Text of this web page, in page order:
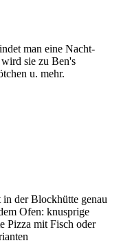
man eine Nacht-
sie zu Ben's
u. mehr.
der Blockhütte genau
Ofen: knusprige
Pizza mit Fisch oder